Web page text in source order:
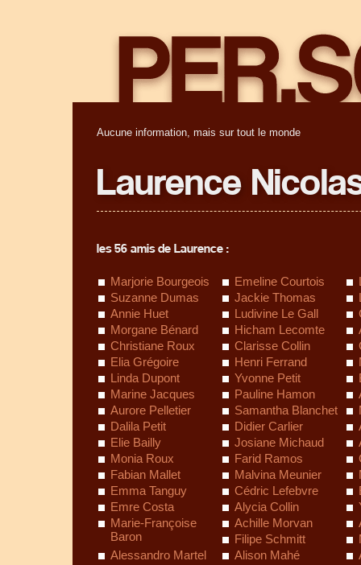
Aucune information, mais sur tout le monde
Laurence
les 56 amis de Laurence :
Marjorie Bourgeois Emeline Courtois
Suzanne Dumas
Jackie Thomas
Annie Huet
Ludivine Le Gall
Morgane Bénard
Hicham Lecomte
Christiane Roux
Clarisse Collin
Elia Grégoire
Henri Ferrand
Linda Dupont
Yvonne Petit
Marine Jacques
Pauline Hamon
Aurore Pelletier
Samantha Blanchet
Dalila Petit
Didier Carlier
Elie Bailly
Josiane Michaud
Monia Roux
Farid Ramos
Fabian Mallet
Malvina Meunier
Emma Tanguy
Cédric Lefebvre
Emre Costa
Alycia Collin
Marie-Françoise
Baron
Achille Morvan
Filipe Schmitt
Alessandro Martel
Alison Mahé